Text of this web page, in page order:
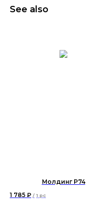
See also
Молдинг P74
1 785 ₽ / 1 pc